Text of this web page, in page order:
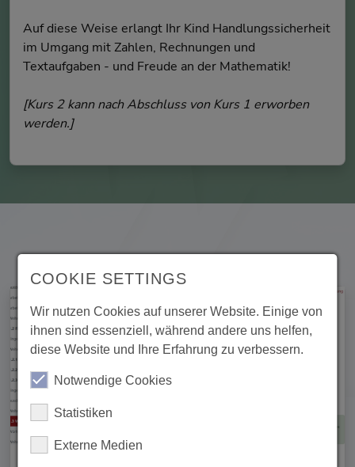
Auf diese Weise erlangt Ihr Kind Handlungssicherheit
im Umgang mit Zahlen, Rechnungen und
Textaufgaben - und Freude an der Mathematik!
[Kurs 2 kann nach Abschluss von Kurs 1 erworben
werden.]
COOKIE SETTINGS
Wir nutzen Cookies auf unserer Website. Einige von
ihnen sind essenziell, während andere uns helfen,
diese Website und Ihre Erfahrung zu verbessern.
Notwendige Cookies
Statistiken
Externe Medien